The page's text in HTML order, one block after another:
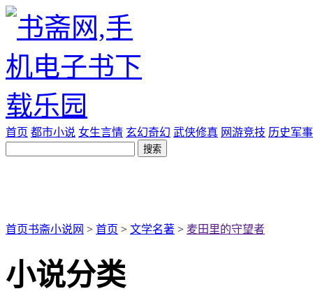
首页 都市小说 女生言情 玄幻奇幻 武侠修真 网游竞技 历史军事
首页书斋小说网 > 首页 > 文学名著 > 麦田里的守望者
小说分类